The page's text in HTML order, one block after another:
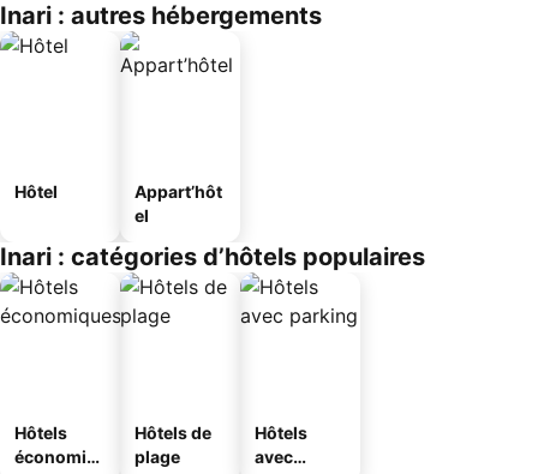
Inari : autres hébergements
Hôtel
Appart’hôt
el
Inari : catégories d’hôtels populaires
Hôtels
économiq
Hôtels de
plage
Hôtels
avec